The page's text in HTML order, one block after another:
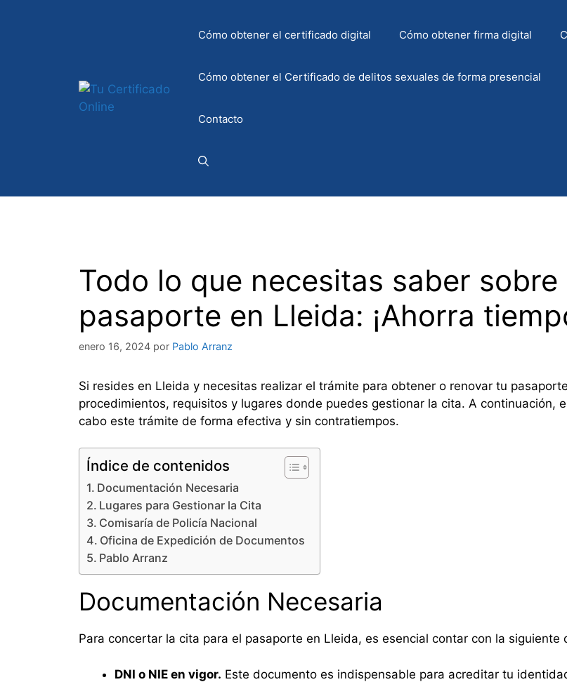
Cómo obtener el certificado digital Cómo obtener firma digital
Cómo obtener el Certificado de delitos sexuales de forma presencial
Contacto
Todo lo que necesitas saber
pasaporte en Lleida: ¡Ahorra
enero 16, 2024 por Pablo Arranz
Si resides en Lleida y necesitas realizar el trámite para obtener o renovar tu
procedimientos, requisitos y lugares donde puedes gestionar la cita. A continuación,
cabo este trámite de forma efectiva y sin contratiempos.
Índice de contenidos
Documentación Necesaria
Lugares para Gestionar la Cita
Comisaría de Policía Nacional
Oficina de Expedición de Documentos
Pablo Arranz
Documentación Necesaria
Para concertar la cita para el pasaporte en Lleida, es esencial contar con la siguiente
DNI o NIE en vigor. Este documento es indispensable para acreditar tu